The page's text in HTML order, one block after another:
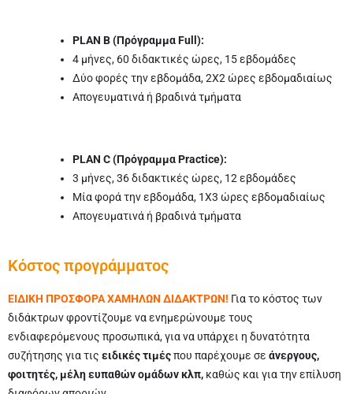
PLAN B (Πρόγραμμα Full):
4 μήνες, 60 διδακτικές ώρες, 15 εβδομάδες
Δύο φορές την εβδομάδα, 2Χ2 ώρες εβδομαδιαίως
Απογευματινά ή βραδινά τμήματα
PLAN C (Πρόγραμμα Practice):
3 μήνες, 36 διδακτικές ώρες, 12 εβδομάδες
Μία φορά την εβδομάδα, 1Χ3 ώρες εβδομαδιαίως
Απογευματινά ή βραδινά τμήματα
Κόστος προγράμματος
ΕΙΔΙΚΗ ΠΡΟΣΦΟΡΑ ΧΑΜΗΛΩΝ ΔΙΔΑΚΤΡΩΝ! Για το κόστος των
διδάκτρων φροντίζουμε να ενημερώνουμε τους
ενδιαφερόμενους προσωπικά, για να υπάρχει η δυνατότητα
συζήτησης για τις ειδικές τιμέςπου παρέχουμε σε άνεργους,
φοιτητές, μέλη ευπαθών ομάδων κλπ, καθώς και για την επίλυση